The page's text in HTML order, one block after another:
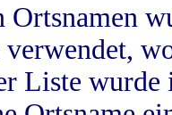
Ortsnamen
verwendet,
Liste wurde